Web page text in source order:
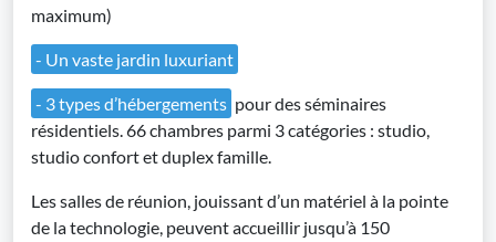
maximum)
- Un vaste jardin luxuriant
- 3 types d’hébergements pour des séminaires
résidentiels. 66 chambres parmi 3 catégories : studio,
studio confort et duplex famille.
Les salles de réunion, jouissant d’un matériel à la pointe
de la technologie, peuvent accueillir jusqu’à 150